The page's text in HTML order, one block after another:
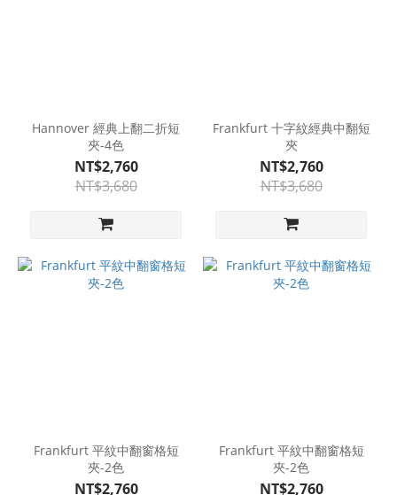
Hannover 經典上翻二折短
夾-4色
NT$2,760
NT$3,680
Frankfurt 十字紋經典中翻短
夾
NT$2,760
NT$3,680
Frankfurt 平紋中翻窗格短
夾-2色
NT$2,760
Frankfurt 平紋中翻窗格短
夾-2色
NT$2,760